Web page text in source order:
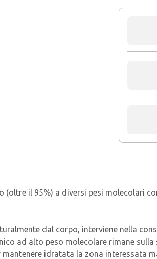
(oltre il 95%) a diversi pesi molecolari
dal corpo, interviene nella
ad alto peso molecolare rimane
idratata la zona interessata